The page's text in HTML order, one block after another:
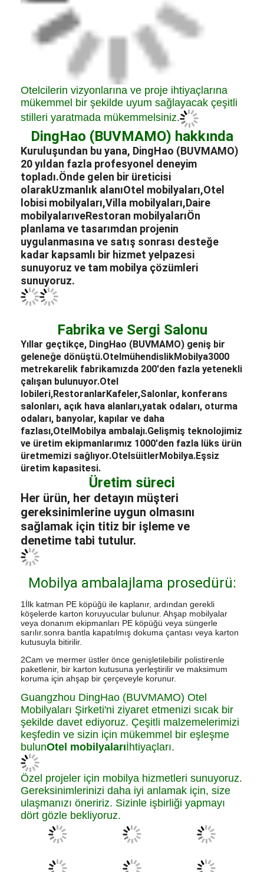
Otelcilerin vizyonlarına ve proje ihtiyaçlarına
mükemmel bir şekilde uyum sağlayacak çeşitli
stilleri yaratmada mükemmelsiniz.
DingHao (BUVMAMO) hakkında
Kuruluşundan bu yana, DingHao (BUVMAMO)
20 yıldan fazla profesyonel deneyim
topladı.Önde gelen bir üreticisi
olarakUzmanlık alanıOtel mobilyaları
lobisi mobilyaları,Villa mobilyaları,Daire
mobilyalarıve Restoran mobilyalarıÖn
planlama ve tasarımdan projenin
uygulanmasına ve satış sonrası desteğe
kadar kapsamlı bir hizmet yelpazesi
sunuyoruz ve tam mobilya çözümleri
sunuyoruz.
Fabrika ve Sergi Salonu
Yıllar geçtikçe, DingHao (BUVMAMO) geniş bir
geleneğe dönüştü.
metrekarelik fabrikamızda 200'den fazla yetenekli
çalışan bulunuyor.
Restoranlar Kafeler, Salonlar
, konferans
salonları, açık hava alanları,yatak odaları, oturma
odaları, banyolar, kapılar ve daha
fazlası,OtelMobilya ambalajı.Gelişmiş teknolojimiz
ve üretim ekipmanlarımız 1000'den fazla lüks ürün
üretmemizi sağlıyor.Otel
üretim kapasitesi.
Üretim süreci
Her ürün, her detayın müşteri
gereksinimlerine uygun olmasını
sağlamak için titiz bir işleme ve
denetime tabi tutulur.
Mobilya ambalajlama prosedürü:
1İlk katman PE köpüğü ile kaplanır, ardından gerekli
köşelerde karton koruyucular bulunur. Ahşap mobilyalar
veya donanım ekipmanları PE köpüğü veya süngerle
sarılır.sonra bantla kapatılmış dokuma çantası veya karton
2Cam ve mermer üstler önce genişletilebilir polistirenle
paketlenir, bir karton kutusuna yerleştirilir ve maksimum
koruma için ahşap bir çerçeveyle korunur.
Guangzhou DingHao (BUVMAMO) Otel
Mobilyaları Şirketi'ni ziyaret etmenizi sıcak bir
şekilde davet ediyoruz. Çeşitli malzemelerimizi
keşfedin ve sizin için mükemmel bir eşleşme
bulunOtel mobilyalarıİhtiyaçları.
Özel projeler için mobilya hizmetleri sunuyoruz.
Gereksinimlerinizi daha iyi anlamak için, size
ulaşmanızı öneririz. Sizinle işbirliği yapmayı
dört gözle bekliyoruz.